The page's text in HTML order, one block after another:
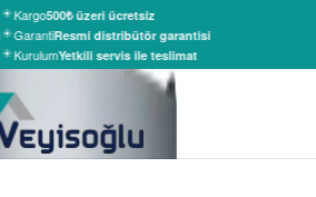
Kargo500₺ üzeri ücretsiz
GarantiResmi distribütör garantisi
KurulumYetkili servis ile teslimat